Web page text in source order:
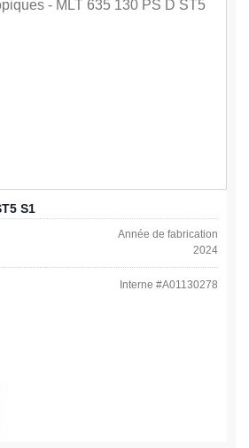
S1
Année de fabrication
2024
Interne #A01130278